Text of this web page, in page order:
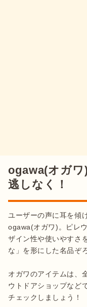
ogawa(オガ
逃しなく！
ユーザーの声に耳を傾
ogawa(オガワ)。ピレ
ザイン性や使いやすさ
な」を形にした名品ぞ
オガワのアイテムは、
ウトドアショップなど
チェックしましょう！